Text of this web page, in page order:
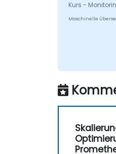
Kurs -
Maschinelle